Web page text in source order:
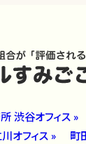
渋谷オフィス »
オフィス »
町